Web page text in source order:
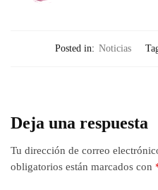
Posted in: Noticias
Deja una respuesta
Tu dirección de correo
obligatorios están marcados con